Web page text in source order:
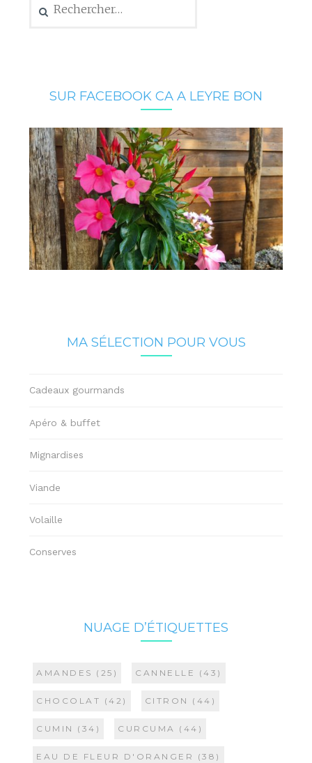
SUR FACEBOOK CA A LEYRE BON
MA SÉLECTION POUR VOUS
Cadeaux gourmands
Apéro & buffet
Mignardises
Viande
Volaille
Conserves
NUAGE D’ÉTIQUETTES
AMANDES (25) CANNELLE (43)
CHOCOLAT (42) CITRON (44)
CUMIN (34) CURCUMA (44)
EAU DE FLEUR D'ORANGER (38)